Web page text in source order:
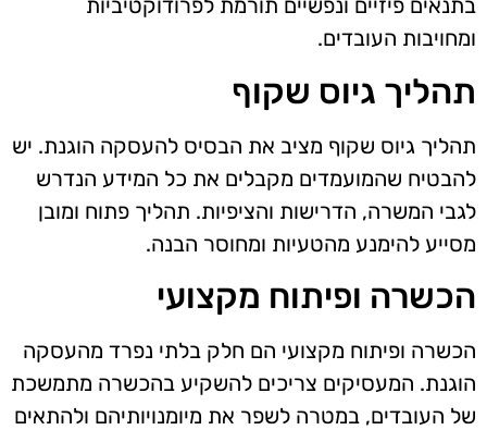
בתנאים פיזיים ונפשיים תורמת לפרודוקטיביות
ומחויבות העובדים.
תהליך גיוס שקוף
תהליך גיוס שקוף מציב את הבסיס להעסקה הוגנת. יש
להבטיח שהמועמדים מקבלים את כל המידע הנדרש
לגבי המשרה, הדרישות והציפיות. תהליך פתוח ומובן
מסייע להימנע מהטעיות ומחוסר הבנה.
הכשרה ופיתוח מקצועי
הכשרה ופיתוח מקצועי הם חלק בלתי נפרד מהעסקה
הוגנת. המעסיקים צריכים להשקיע בהכשרה מתמשכת
של העובדים, במטרה לשפר את מיומנויותיהם ולהתאים